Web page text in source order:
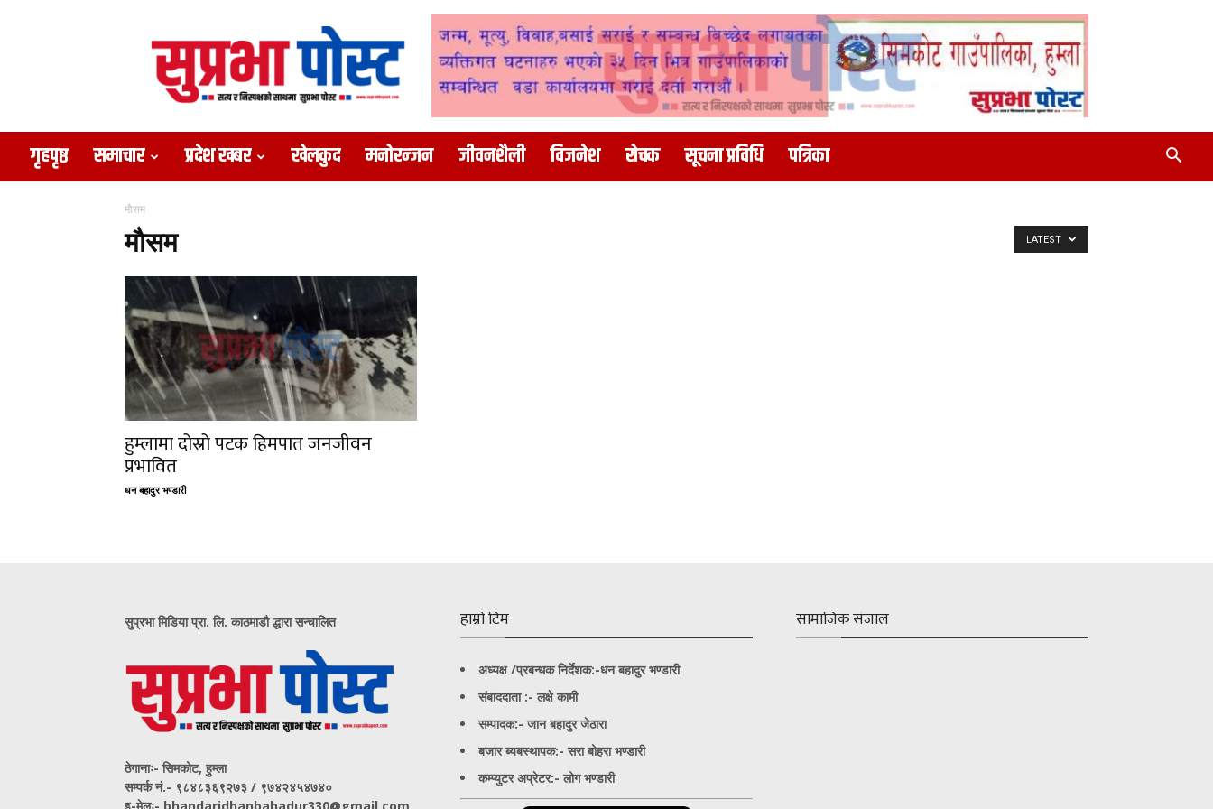
Post
गृहपृष्ठ समाचार प्रदेश खबर खेलकुद मनोरन्जन जीवनशैली विजनेश रोचक सूचना प्रविधि पत्रिका
माैसम
माैसम LATEST
हुम्लामा दोस्रो पटक हिमपात जनजीवन
प्रभावित
धन बहादुर भण्डारी
सुप्रभा मिडिया प्रा. लि. काठमाडौ द्धारा सन्चालित
ठेगानाः- सिमकोट, हुम्ला
सम्पर्क नं‍.- ९८४८३६९२७३ / ९७४२४५४७४०
हाम्रो टिम
अध्यक्ष /प्रबन्धक निर्देशक:-धन बहादुर भण्डारी
संबाददाता :- लक्षे कामी
सम्पादक:- जान बहादुर जेठारा
बजार ब्यबस्थापक:- सरा बोहरा भण्डारी
कम्प्युटर अप्रेटर:- लोग भण्डारी
सामाजिक संजाल